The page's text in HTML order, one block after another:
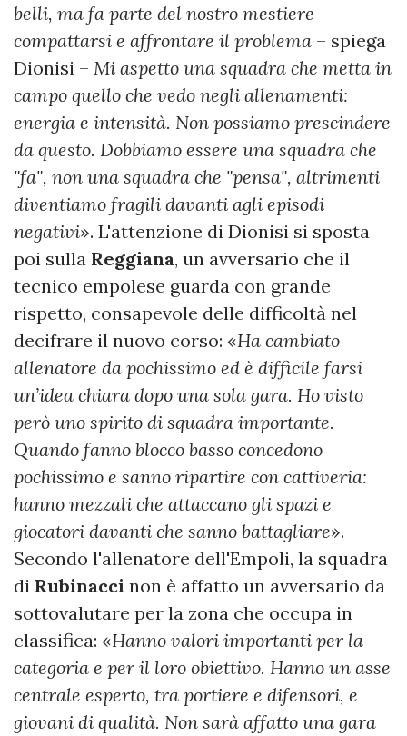
belli, ma fa parte del nostro mestiere
compattarsi e affrontare il problema – spiega
Dionisi – Mi aspetto una squadra che metta in
campo quello che vedo negli allenamenti:
energia e intensità. Non possiamo prescindere
da questo. Dobbiamo essere una squadra che
"fa", non una squadra che "pensa", altrimenti
diventiamo fragili davanti agli episodi
negativi». L'attenzione di Dionisi si sposta
poi sulla Reggiana, un avversario che il
tecnico empolese guarda con grande
rispetto, consapevole delle difficoltà nel
decifrare il nuovo corso: «Ha cambiato
allenatore da pochissimo ed è difficile farsi
un’idea chiara dopo una sola gara. Ho visto
però uno spirito di squadra importante.
Quando fanno blocco basso concedono
pochissimo e sanno ripartire con cattiveria:
hanno mezzali che attaccano gli spazi e
giocatori davanti che sanno battagliare».
Secondo l'allenatore dell'Empoli, la squadra
di Rubinacci non è affatto un avversario da
sottovalutare per la zona che occupa in
classifica: «Hanno valori importanti per la
categoria e per il loro obiettivo. Hanno un asse
centrale esperto, tra portiere e difensori, e
giovani di qualità. Non sarà affatto una gara